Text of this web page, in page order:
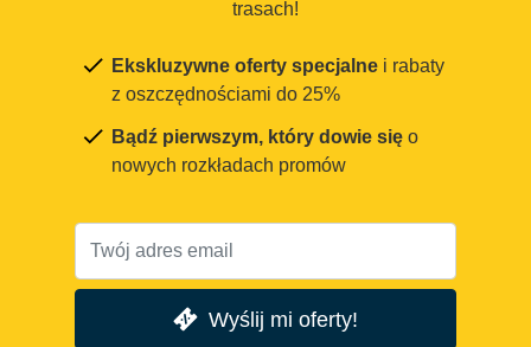
trasach!
Ekskluzywne oferty specjalne i rabaty
z oszczędnościami do 25%
Bądź pierwszym, który dowie się o
nowych rozkładach promów
Wyślij mi oferty!